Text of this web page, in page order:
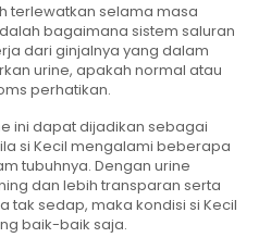
terlewatkan selama masa
bagaimana sistem saluran
dari ginjalnya yang dalam
urine, apakah normal atau
perhatikan.
ini dapat dijadikan sebagai
si Kecil mengalami beberapa
tubuhnya. Dengan urine
dan lebih transparan serta
tak sedap, maka kondisi si Kecil
baik-baik saja.